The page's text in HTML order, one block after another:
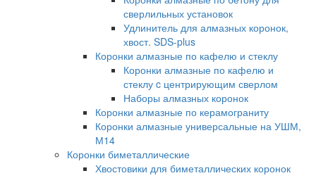
сверлильных установок
Удлинитель для алмазных коронок,
хвост. SDS-plus
Коронки алмазные по кафелю и стеклу
Коронки алмазные по кафелю и
стеклу c центрирующим сверлом
Наборы алмазных коронок
Коронки алмазные по керамограниту
Коронки алмазные универсальные на УШМ,
М14
Коронки биметаллические
Хвостовики для биметаллических коронок